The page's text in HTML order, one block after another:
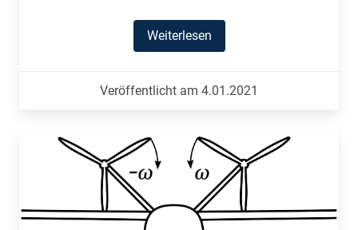
Weiterlesen
Veröffentlicht am 4.01.2021